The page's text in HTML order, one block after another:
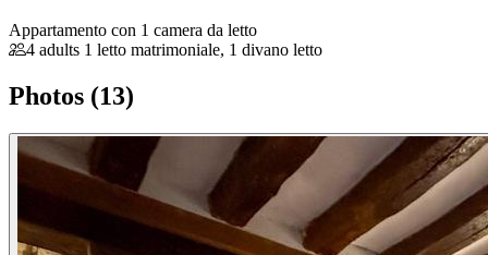
Appartamento con 1 camera da letto
4 adults 1 letto matrimoniale, 1 divano letto
Photos (13)